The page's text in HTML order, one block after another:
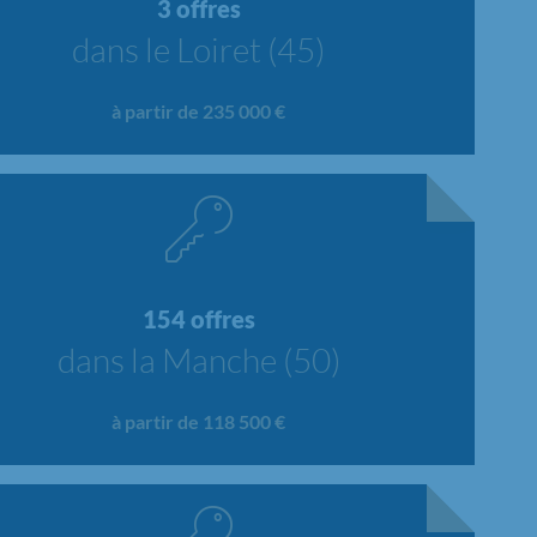
3 offres
dans le Loiret (45)
à partir de 235 000 €
154 offres
dans la Manche (50)
à partir de 118 500 €